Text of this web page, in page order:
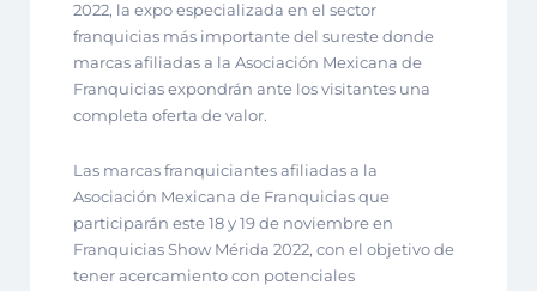
2022, la expo especializada en el sector
franquicias más importante del sureste donde
marcas afiliadas a la Asociación Mexicana de
Franquicias expondrán ante los visitantes una
completa oferta de valor.
Las marcas franquiciantes afiliadas a la
Asociación Mexicana de Franquicias que
participarán este 18 y 19 de noviembre en
Franquicias Show Mérida 2022, con el objetivo de
tener acercamiento con potenciales